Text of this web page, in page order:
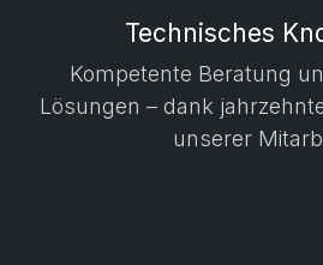
Technisches
Kompetente Beratung
Lösungen – dank
unserer